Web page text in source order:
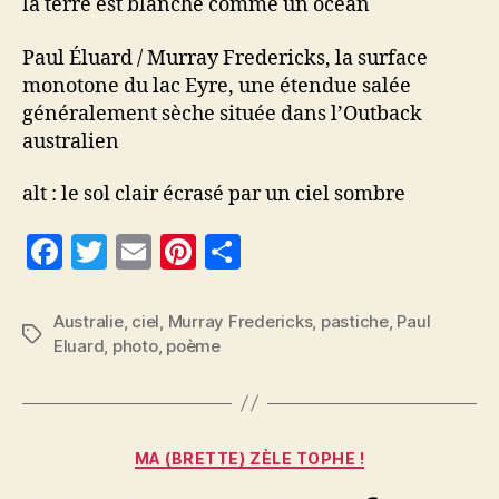
la terre est blanche comme un océan
Paul Éluard / Murray Fredericks, la surface
monotone du lac Eyre, une étendue salée
généralement sèche située dans l’Outback
australien
alt : le sol clair écrasé par un ciel sombre
F
c
e
b
T
itt
er
E
ai
l
Pi
er
es
t
rt
g
Étiquettes
Australie, ciel, Murray Fredericks, pastiche, Paul
Eluard, photo, poème
Catégories
MA (BRETTE) ZÈLE TOPHE !